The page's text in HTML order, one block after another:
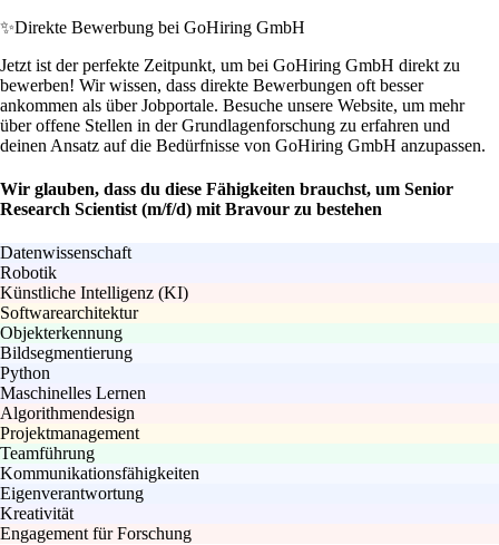
✨Direkte Bewerbung bei GoHiring GmbH
Jetzt ist der perfekte Zeitpunkt, um bei GoHiring GmbH direkt zu
bewerben! Wir wissen, dass direkte Bewerbungen oft besser
ankommen als über Jobportale. Besuche unsere Website, um mehr
über offene Stellen in der Grundlagenforschung zu erfahren und
deinen Ansatz auf die Bedürfnisse von GoHiring GmbH anzupassen.
Wir glauben, dass du diese Fähigkeiten brauchst, um Senior
Research Scientist (m/f/d) mit Bravour zu bestehen
Datenwissenschaft
Robotik
Künstliche Intelligenz (KI)
Softwarearchitektur
Objekterkennung
Bildsegmentierung
Python
Maschinelles Lernen
Algorithmendesign
Projektmanagement
Teamführung
Kommunikationsfähigkeiten
Eigenverantwortung
Kreativität
Engagement für Forschung